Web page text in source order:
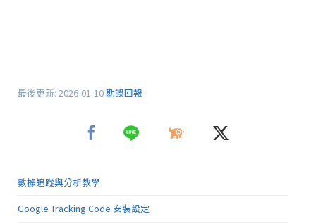
最後更新: 2026-01-10勘誤回報
數據追蹤與分析教學
Google Tracking Code 安裝設定